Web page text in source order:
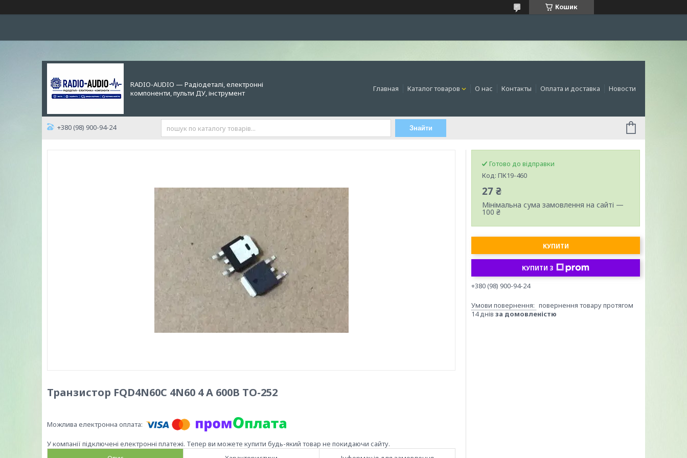
Кошик
RADIO-AUDIO — Радіодеталі, електронні
компоненти, пульти ДУ, інструмент
Главная Каталог товаров О нас Контакты Оплата и доставка Новости
+380 (98) 900-94-24 Знайти
Транзистор FQD4N60C 4N60 4 А 600В TO-252
У компанії підключені електронні платежі. Тепер ви можете купити будь-який товар не покидаючи сайту.
Готово до відправки
Код: ПК19-460
27 ₴
Мінімальна сума замовлення на сайті —
100 ₴
КУПИТИ
КУПИТИ З
+380 (98) 900-94-24
повернення товару протягом
14 днів за домовленістю